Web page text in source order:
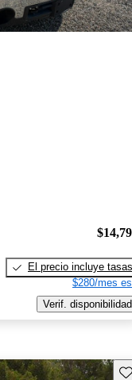
El precio incluye tasas
$280/mes
Verif. disponibilidad